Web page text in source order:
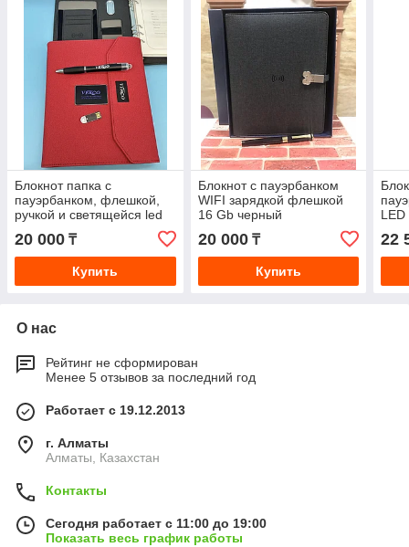
Блокнот папка с
пауэрбанком, флешкой,
ручкой и светящейся led
20 000 ₸
Купить
Блокнот с пауэрбанком
WIFI зарядкой флешкой
16 Gb черный
20 000₸
Купить
22
О нас
Рейтинг не сформирован
Менее 5 отзывов за последний год
Работает с 19.12.2013
г. Алматы
Алматы, Казахстан
Контакты
Сегодня работает с 11:00 до 19:00
Показать весь график работы